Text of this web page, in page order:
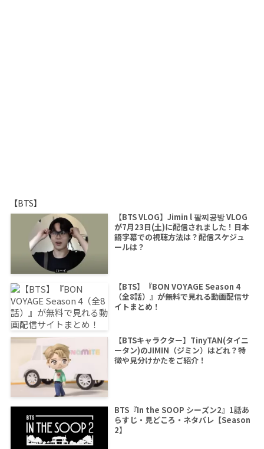
【BTS】
【BTS VLOG】Jimin l 팔찌공방 VLOG
が7月23日(土)に配信されました！日本
語字幕での視聴方法は？配信スケジュ
ールは？
【BTS】『BON VOYAGE Season 4
（全8話）』が無料で見れる動画配信サ
イトまとめ！
【BTSキャラクター】TinyTAN(タイニ
ータン)のJIMIN（ジミン）はどれ？特
徴や見分けかたをご紹介！
BTS『In the SOOP シーズン2』1話あ
らすじ・見どころ・ネタバレ【Season
2】